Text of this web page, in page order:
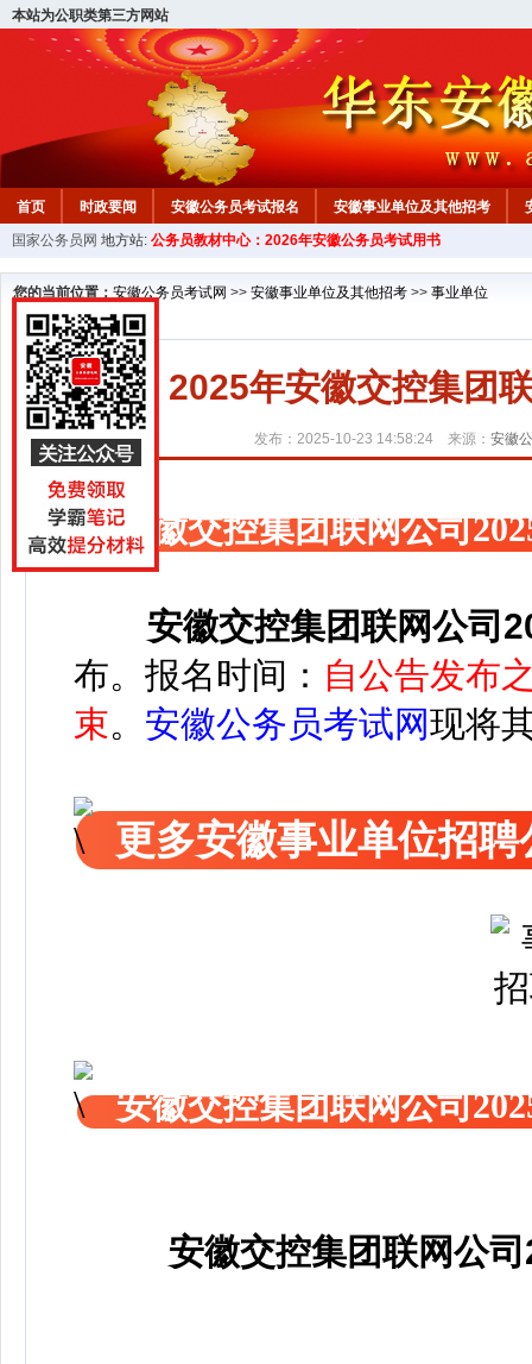
本站为公职类第三方网站
首页 时政要闻 安徽公务员考试报名 安徽事业单位及其他招考
安徽公务员行测试题 在线咨询 教材中心
国家公务员网 地方站: 公务员教材中心：2026年安徽公务员考试用书
您的当前位置： 安徽公务员考试网 >> 安徽事业单位及其他招考 >> 事业单位
2025年安徽交控集团
发布：2025-10-23 14:58:24 来源： 安徽
安徽交控集团联网公司
安徽交控集团联网公司
布。 报名时间： 自公告发布
束。 安徽公务员考试网现将
更多安徽事业单位招聘
安徽交控集团联网公司
安徽交控集团联网公